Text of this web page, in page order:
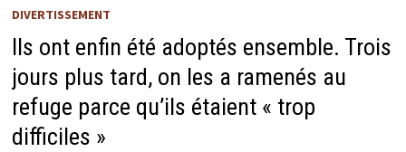
DIVERTISSEMENT
Ils ont enfin été adoptés ensemble. Trois
jours plus tard, on les a ramenés au
refuge parce qu’ils étaient « trop
difficiles »